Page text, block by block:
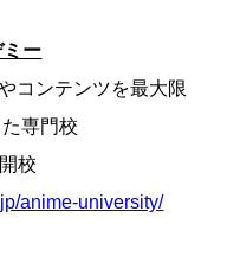
ー
コンテンツを最大限
専門校
校
anime-university/